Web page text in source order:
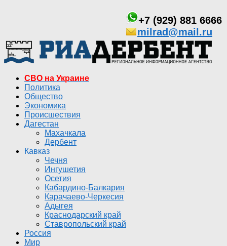
+7 (929) 881 6666
milrad@mail.ru
СВО на Украине
Политика
Общество
Экономика
Происшествия
Дагестан
Махачкала
Дербент
Кавказ
Чечня
Ингушетия
Осетия
Кабардино-Балкария
Карачаево-Черкесия
Адыгея
Краснодарский край
Ставропольский край
Россия
Мир